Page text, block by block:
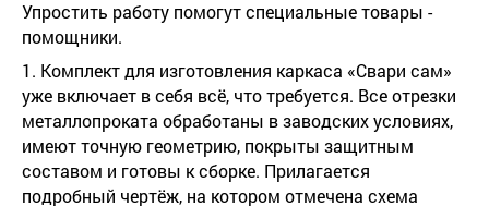
Упростить работу помогут специальные товары -
помощники.
1. Комплект для изготовления каркаса «Свари сам»
уже включает в себя всё, что требуется. Все отрезки
металлопроката обработаны в заводских условиях,
имеют точную геометрию, покрыты защитным
составом и готовы к сборке. Прилагается
подробный чертёж, на котором отмечена схема